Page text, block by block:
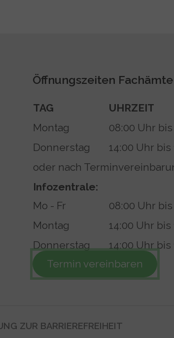
Öffnungszeiten
TAG
UHRZEIT
Montag
08:00 Uhr
Donnerstag
14:00 Uhr bis
oder nach
Infozentrale:
Mo - Fr
08:00 Uhr
Montag
14:00 Uhr bis
Donnerstag
14:00 Uhr bis
Termin vereinbaren
ZUR BARRIEREFREIHEIT